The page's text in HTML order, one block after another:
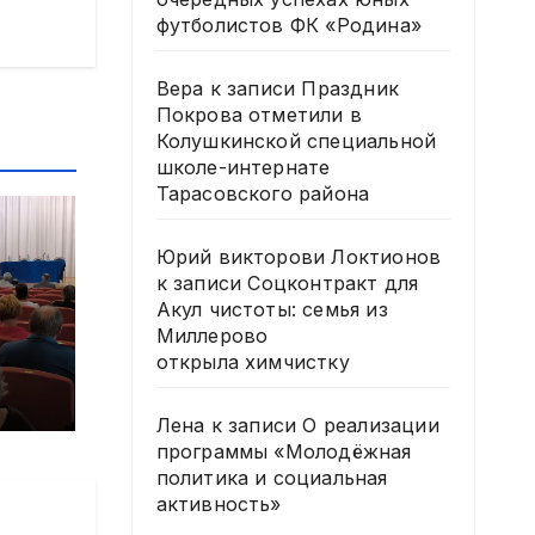
футболистов ФК «Родина»
Вера к записи Праздник
Покрова отметили в
Колушкинской специальной
школе-интернате
Тарасовского района
Юрий викторови Локтионов
к записиСоцконтракт для
Акул чистоты: семья из
Миллерово
открыла химчистку
Лена к записиО реализации
программы «Молодёжная
политика и социальная
активность»